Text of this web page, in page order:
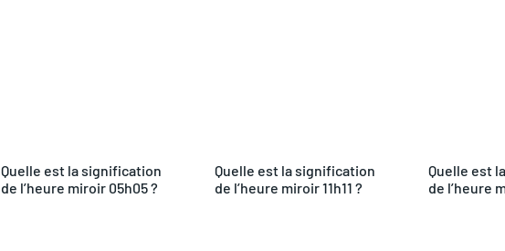
Quelle est la signification
de l’heure miroir 05h05 ?
Quelle est la signification
de l’heure miroir 11h11 ?
Quelle est
de l’heure